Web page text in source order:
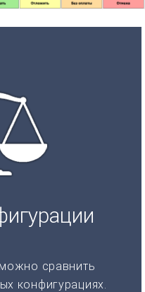
сравнить
конфигурациях.